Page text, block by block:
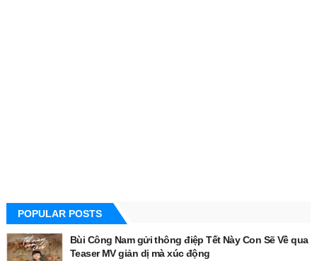
POPULAR POSTS
Bùi Công Nam gửi thông điệp Tết Này Con Sẽ Về qua
Teaser MV giản dị mà xúc động